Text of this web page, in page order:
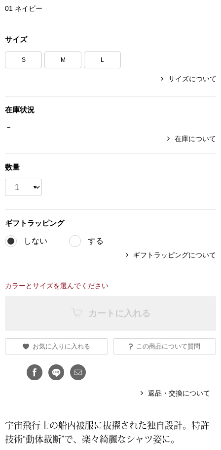
ランド
集
タログ
すべて見る
／チュニック
アンダーウェア
バッグ
クラッチバッグ
リュック･バッ
ボストンバッグ
01 ネイビー
サイズ
S M L
サイズについて
在庫状況
－
在庫について
数量
ギフト ラッピング
しない する
ギフトラッピングについて
カラーとサイズを選んでください
カートに入れる
お気に入りに入れる この商品について質問
返品・交換について
宇宙飛行士の船内被服に抜擢された独自設計。特許
技術“動体裁断”で、楽々綺麗なシャツ姿に。